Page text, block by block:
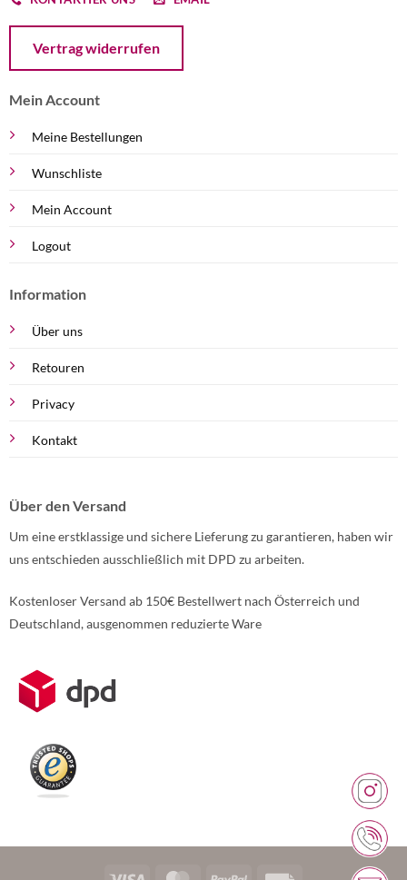
Vertrag widerrufen
Mein Account
Meine Bestellungen
Wunschliste
Mein Account
Logout
Information
Über uns
Retouren
Privacy
Kontakt
Über den Versand
Um eine erstklassige und sichere Lieferung zu garantieren, haben wir
uns entschieden ausschließlich mit DPD zu arbeiten.
Kostenloser Versand ab 150€ Bestellwert nach Österreich und
Deutschland, ausgenommen reduzierte Ware
Weitere Informationen über den gesperrten Inhalt.